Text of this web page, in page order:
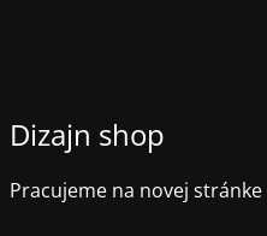
Dizajn shop
Pracujeme na novej stránke